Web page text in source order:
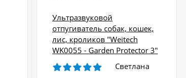
Ультразвуковой
отпугиватель собак, кошек,
лис, кроликов "Weitech
WK0055 - Garden Protector 3"
Светлана